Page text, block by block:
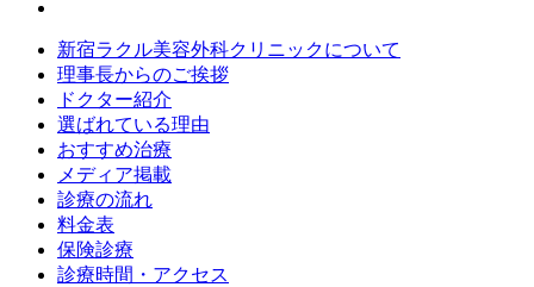
新宿ラクル美容外科クリニックについて
理事長からのご挨拶
ドクター紹介
選ばれている理由
おすすめ治療
メディア掲載
診療の流れ
料金表
保険診療
診療時間・アクセス